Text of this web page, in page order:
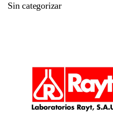
Sin categorizar